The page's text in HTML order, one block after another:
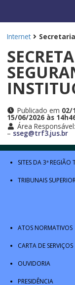
Internet
Publicado em 02/
15/06/2026 às
Área Responsável:
– sseg@trf3.jus.br
SITES DA 3ª REGIÃO
TRIBUNAIS
ATOS NORMATIVOS
CARTA DE SERVIÇOS
OUVIDORIA
PRESIDÊNCIA